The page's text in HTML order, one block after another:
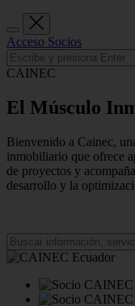
Acceso Socios
CAINEC
El Músculo
Bienvenido a Cainec,
inmobiliario que ofrece
de proyectos y
desarrollo y la